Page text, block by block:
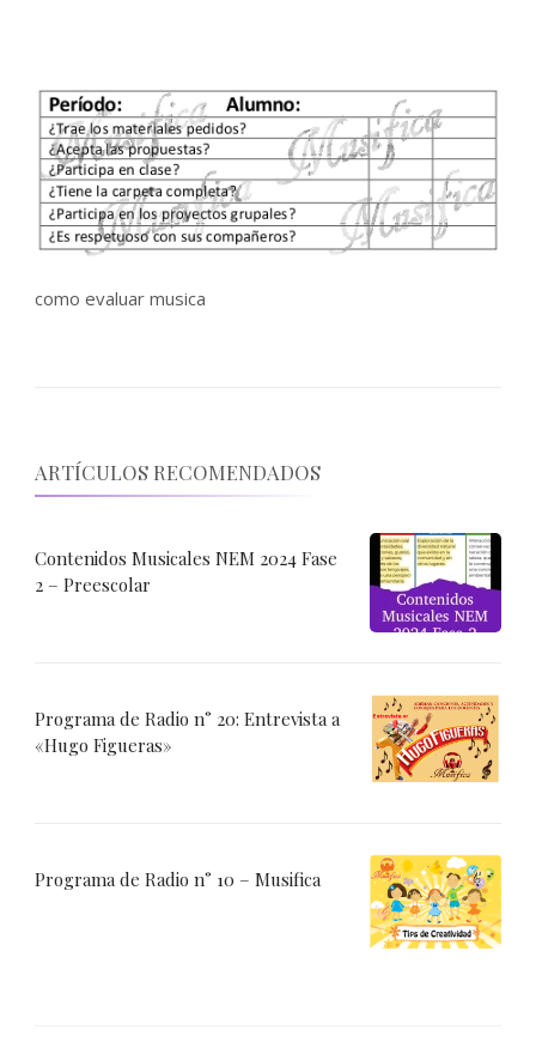
como evaluar musica
ARTÍCULOS RECOMENDADOS
Contenidos Musicales NEM 2024 Fase
2 – Preescolar
Programa de Radio n° 20: Entrevista a
«Hugo Figueras»
Programa de Radio n° 10 – Musifica